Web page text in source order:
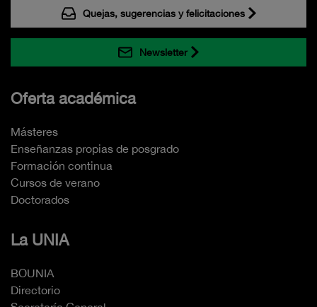
Quejas, sugerencias y felicitaciones
Newsletter
Oferta académica
Másteres
Enseñanzas propias de posgrado
Formación continua
Cursos de verano
Doctorados
La UNIA
BOUNIA
Directorio